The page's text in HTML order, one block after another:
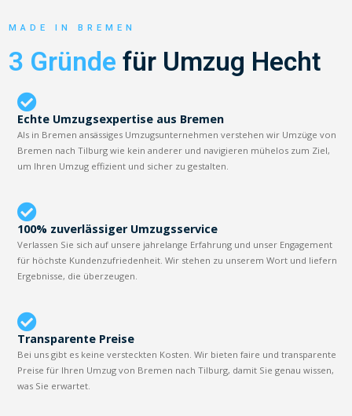
MADE IN BREMEN
3 Gründe für Umzug Hecht
Echte Umzugsexpertise aus Bremen
Als in Bremen ansässiges Umzugsunternehmen verstehen wir Umzüge von
Bremen nach Tilburg wie kein anderer und navigieren mühelos zum Ziel,
um Ihren Umzug effizient und sicher zu gestalten.
100% zuverlässiger Umzugsservice
Verlassen Sie sich auf unsere jahrelange Erfahrung und unser Engagement
für höchste Kundenzufriedenheit. Wir stehen zu unserem Wort und liefern
Ergebnisse, die überzeugen.
Transparente Preise
Bei uns gibt es keine versteckten Kosten. Wir bieten faire und transparente
Preise für Ihren Umzug von Bremen nach Tilburg, damit Sie genau wissen,
was Sie erwartet.